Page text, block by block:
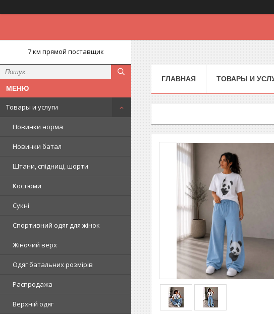
7 км прямой поставщик
Товары и услуги
Новинки норма
Новинки батал
Штани, спідниці, шорти
Костюми
Сукні
Спортивний одяг для жінок
Жіночий верх
Одяг батальних розмірів
Распродажа
Верхній одяг
ГЛАВНАЯ ТОВАРЫ И